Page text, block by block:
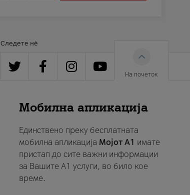
Следете нè
На почеток
Мобилна апликација
Единствено преку бесплатната
мобилна апликација Мојот A1 имате
пристап до сите важни информации
за Вашите A1 услуги, во било кое
време.